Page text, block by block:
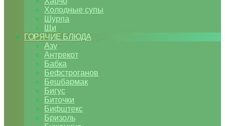
Холодные супы
Шурпа
Щи
ГОРЯЧИЕ БЛЮДА
Азу
Антрекот
Бабка
Бефстроганов
Бешбармак
Бигус
Биточки
Бифштекс
Бризоль